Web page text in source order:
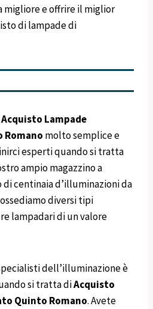
migliore e offrire il miglior
di lampade di
Acquisto Lampade
Romano molto semplice e
esperti quando si tratta
ampio magazzino a
di centinaia d’illuminazioni da
diversi tipi
lampadari di un valore
dell’illuminazione è
si tratta diAcquisto
Quinto Romano. Avete